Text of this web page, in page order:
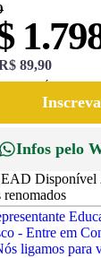
89,90
Infos pelo
Disponível
renomados
- Entre em
ligamos para